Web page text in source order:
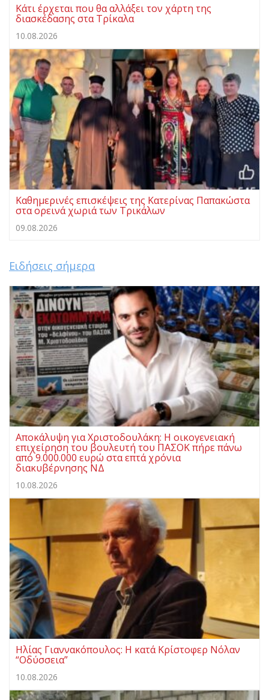
Κάτι έρχεται που θα αλλάξει τον χάρτη της
διασκέδασης στα Τρίκαλα
10.08.2026
Καθημερινές επισκέψεις της Κατερίνας Παπακώστα
στα ορεινά χωριά των Τρικάλων
09.08.2026
Ειδήσεις σήμερα
Αποκάλυψη για Χριστοδουλάκη: Η οικογενειακή
επιχείρηση του βουλευτή του ΠΑΣΟΚ πήρε πάνω
από 9.000.000 ευρώ στα επτά χρόνια
διακυβέρνησης ΝΔ
10.08.2026
Ηλίας Γιαννακόπουλος: Η κατά Κρίστοφερ Νόλαν
“Oδύσσεια”
10.08.2026